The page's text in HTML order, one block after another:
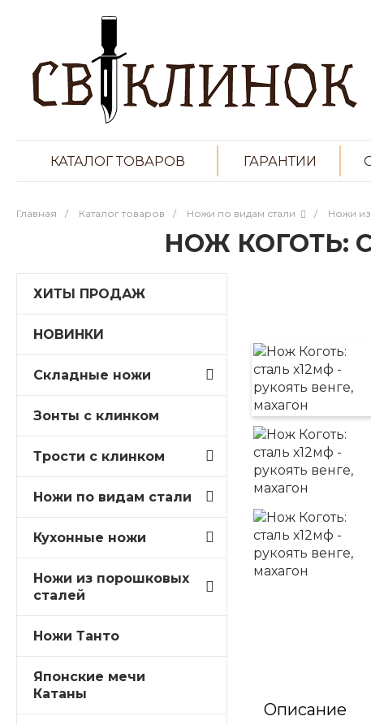
КАТАЛОГ ТОВАРОВ ГАРАНТИИ
Главная / Каталог товаров / Ножи по видам стали / Ножи
НОЖ КОГОТЬ:
ХИТЫ ПРОДАЖ
НОВИНКИ
Складные ножи
Зонты с клинком
Трости c клинком
Ножи по видам стали
Кухонные ножи
Ножи из порошковых
сталей
Ножи Танто
Японские мечи
Катаны
Описание